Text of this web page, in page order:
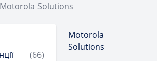
Motorola Solutions
(66)
Motorola
Solutions